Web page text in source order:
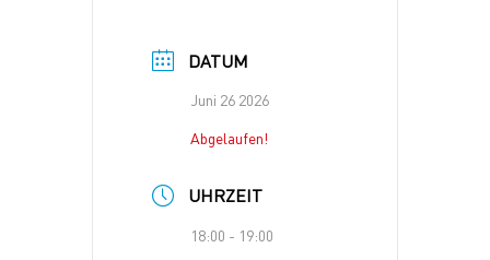
DATUM
Juni 26 2026
Abgelaufen!
UHRZEIT
18:00 - 19:00